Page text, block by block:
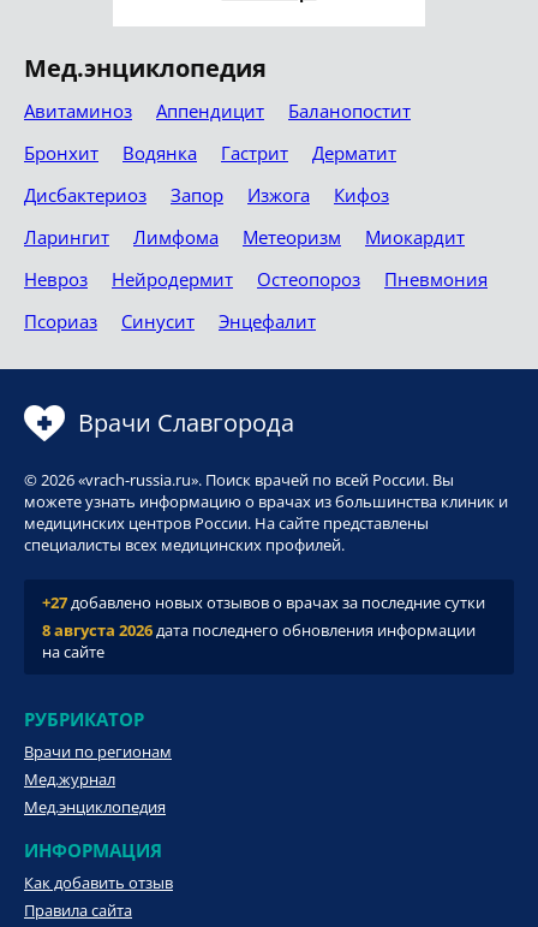
Мед.энциклопедия
Авитаминоз Аппендицит
Баланопостит
Бронхит
Водянка Гастрит
Дерматит
Дисбактериоз
Запор Изжога
Кифоз
Ларингит
Лимфома Метеоризм
Миокардит
Невроз
Нейродермит Остеопороз
Пневмония
Псориаз
Синусит Энцефалит
Врачи Славгорода
© 2026 «vrach-russia.ru». Поиск врачей по всей России. Вы
можете узнать информацию о врачах из большинства клиник и
медицинских центров России. На сайте представлены
специалисты всех медицинских профилей.
+27добавлено новых отзывов о врачах за последние сутки
8 августа 2026дата последнего обновления информации
на сайте
РУБРИКАТОР
Врачи по регионам
Мед.журнал
Мед.энциклопедия
ИНФОРМАЦИЯ
Как добавить отзыв
Правила сайта